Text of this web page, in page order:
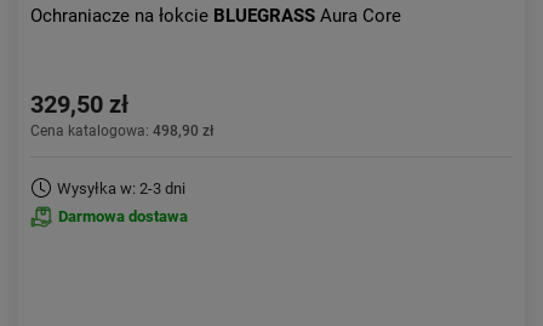
Ochraniacze na łokcie BLUEGRASS Aura Core
329,50 zł
Cena katalogowa: 498,90 zł
Wysyłka w: 2-3 dni
Darmowa dostawa